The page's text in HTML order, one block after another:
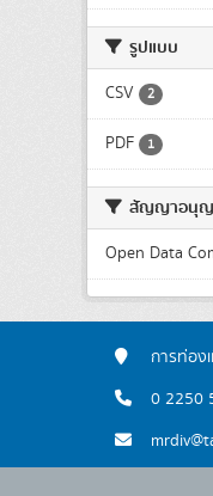
รูปแบบ
CSV 2
PDF 1
สัญญาอนุ
Open Data
การท่อง
0 2250